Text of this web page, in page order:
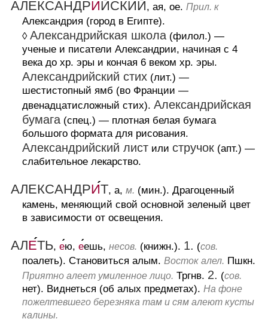
АЛЕКСАНДРИЙСКИЙ, ая, ое. Прил. к
Александрия (город в Египте).
◊ Александрийская школа (филол.) —
ученые и писатели Александрии, начиная с 4
века до хр. эры и кончая 6 веком хр. эры.
Александрийский стих (лит.) —
шестистопный ямб (во Франции —
двенадцатисложный стих). Александрийская
бумага (спец.) — плотная белая бумага
большого формата для рисования.
Александрийский лист или стручок (апт.) —
слабительное лекарство.
АЛЕКСАНДРИТ, а, м. (мин.). Драгоценный
камень, меняющий свой основной зеленый цвет
в зависимости от освещения.
АЛЕТЬ, ею, еешь, несов. (книжн.). 1. (сов.
поалеть). Становиться алым. Восток алел. Пшкн.
Приятно алеет умиленное лицо. Тргнв. 2. (сов.
нет). Виднеться (об алых предметах). На фоне
пожелтевшего березняка там и сям алеют кусты
калины.